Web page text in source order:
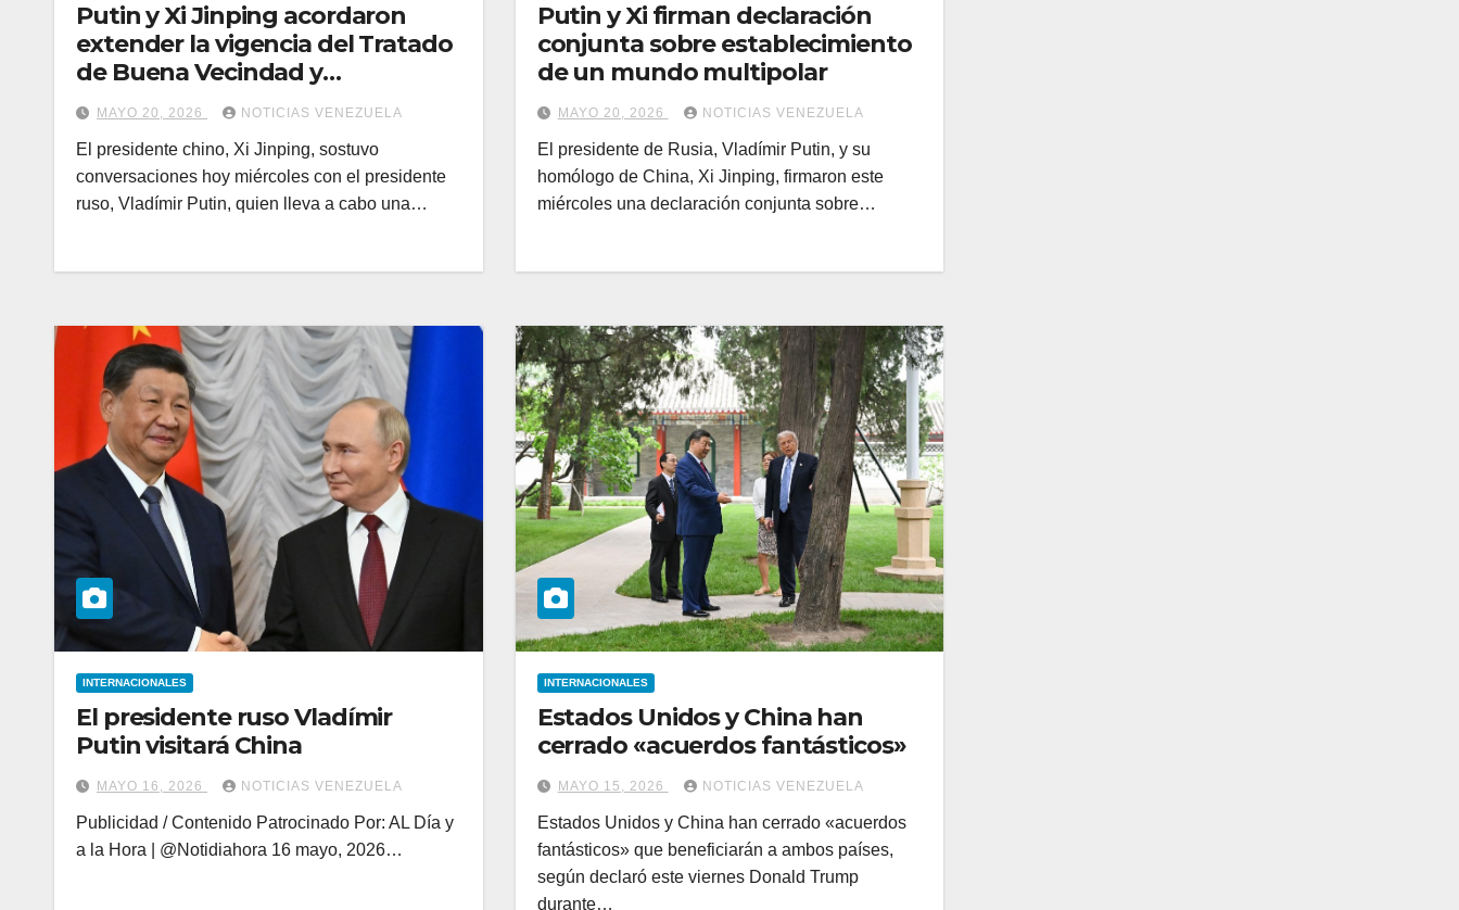
Putin y Xi Jinping acordaron
extender la vigencia del Tratado
de Buena Vecindad y
Cooperación Amistosa entre
China y Rusia
MAYO 20, 2026 NOTICIAS VENEZUELA
El presidente chino, Xi Jinping, sostuvo
conversaciones hoy miércoles con el presidente
ruso, Vladímir Putin, quien lleva a cabo una…
Putin y Xi firman declaración
conjunta sobre establecimiento
de un mundo multipolar
MAYO 20, 2026 NOTICIAS VENEZUELA
El presidente de Rusia, Vladímir Putin, y su
homólogo de China, Xi Jinping, firmaron este
miércoles una declaración conjunta sobre…
INTERNACIONALES
El presidente ruso Vladímir
Putin visitará China
MAYO 16, 2026 NOTICIAS VENEZUELA
Publicidad / Contenido Patrocinado Por: AL Día y
a la Hora | @Notidiahora 16 mayo, 2026…
INTERNACIONALES
Estados Unidos y China han
cerrado «acuerdos fantásticos»
MAYO 15, 2026 NOTICIAS VENEZUELA
Estados Unidos y China han cerrado «acuerdos
fantásticos» que beneficiarán a ambos países,
según declaró este viernes Donald Trump
durante…